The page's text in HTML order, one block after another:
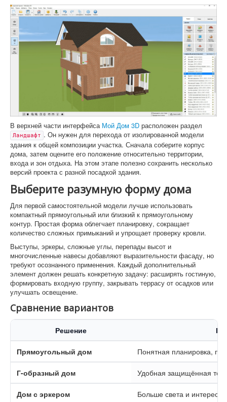
В верхней части интерфейса Мой Дом 3D расположен раздел
Ландшафт . Он нужен для перехода от изолированной модели
здания к общей композиции участка. Сначала соберите корпус
дома, затем оцените его положение относительно территории,
входа и зон отдыха. На этом этапе полезно сохранить несколько
версий проекта с разной посадкой здания.
Выберите разумную форму дома
Для первой самостоятельной модели лучше использовать
компактный прямоугольный или близкий к прямоугольному
контур. Простая форма облегчает планировку, сокращает
количество сложных примыканий и упрощает проверку кровли.
Выступы, эркеры, сложные углы, перепады высот и
многочисленные навесы добавляют выразительности фасаду, но
требуют осознанного применения. Каждый дополнительный
элемент должен решать конкретную задачу: расширять гостиную,
формировать входную группу, закрывать террасу от осадков или
улучшать освещение.
Сравнение вариантов
Решение
Прямоугольный дом Понятная планировка,
Г-образный дом Удобная защищённая
Дом с эркером Больше света и